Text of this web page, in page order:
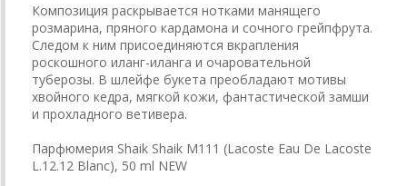
Композиция раскрывается нотками манящего
розмарина, пряного кардамона и сочного грейпфрута.
Следом к ним присоединяются вкрапления
роскошного иланг-иланга и очаровательной
туберозы. В шлейфе букета преобладают мотивы
хвойного кедра, мягкой кожи, фантастической замши
и прохладного ветивера.
Парфюмерия Shaik Shaik M111 (Lacoste Eau De Lacoste
L.12.12 Blanc), 50 ml NEW